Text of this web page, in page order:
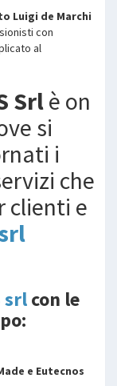
Luigi de Marchi
con
al
Srlè on
si
i
che
clienti e
srlcon le
e Eutecnos